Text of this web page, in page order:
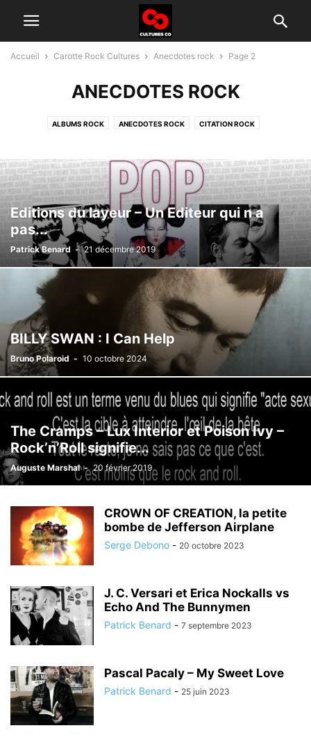
Accueil Carotte Rock Cultures Anecdotes rock Page 2
ANECDOTES ROCK
ALBUMS ROCK ANECDOTES ROCK CITATION ROCK
TÉLÉ ROCK
Editions du layeur – Un Editeur qui n a
pas...
Patrick Benard - 21 décembre 2019
BILLY SWAN : I Can Help
Bruno Polaroid - 10 octobre 2024
The Cramps – Lux Interior et Poison Ivy –
Rock’n’Roll signifie...
Auguste Marshal - 20 février 2019
CROWN OF CREATION, la petite
bombe de Jefferson Airplane
Serge Debono - 20 octobre 2023
J. C. Versari et Erica Nockalls vs
Echo And The Bunnymen
Patrick Benard - 7 septembre 2023
Pascal Pacaly – My Sweet Love
Patrick Benard - 25 juin 2023